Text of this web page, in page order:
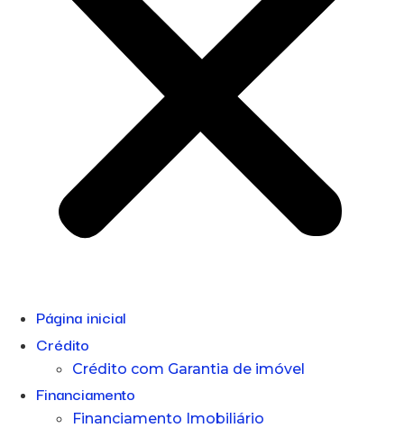
Página inicial
Crédito
Crédito com Garantia de imóvel
Financiamento
Financiamento Imobiliário